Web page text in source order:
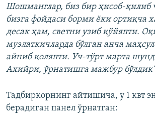
Шошманглар, биз бир ҳисоб-қилиб
бизга фойдаси борми ёки ортиқча
десак ҳам, светни узиб қўйяпти.
музлаткичларда бўлган анча
айниб қоляпти. Уч-тўрт марта
Ахийри, ўрнатишга мажбур
Тадбиркорнинг айтишича, у 1 квт
берадиган панел ўрнатган: